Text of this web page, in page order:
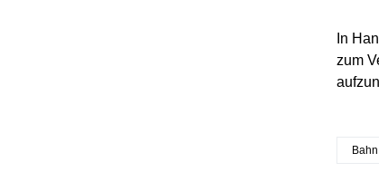
In
zum
Bahn